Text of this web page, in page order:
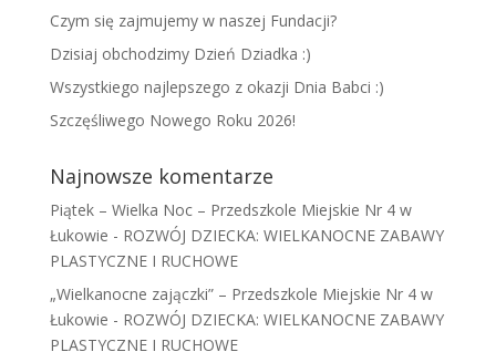
Czym się zajmujemy w naszej Fundacji?
Dzisiaj obchodzimy Dzień Dziadka :)
Wszystkiego najlepszego z okazji Dnia Babci :)
Szczęśliwego Nowego Roku 2026!
Najnowsze komentarze
Piątek – Wielka Noc – Przedszkole Miejskie Nr 4 w
Łukowie - ROZWÓJ DZIECKA: WIELKANOCNE ZABAWY
PLASTYCZNE I RUCHOWE
„Wielkanocne zajączki” – Przedszkole Miejskie Nr 4 w
Łukowie - ROZWÓJ DZIECKA: WIELKANOCNE ZABAWY
PLASTYCZNE I RUCHOWE